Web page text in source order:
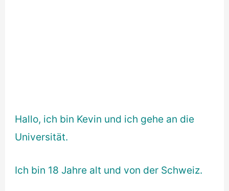
Hallo, ich bin Kevin und ich gehe an die
Universität.
Ich bin 18 Jahre alt und von der Schweiz.